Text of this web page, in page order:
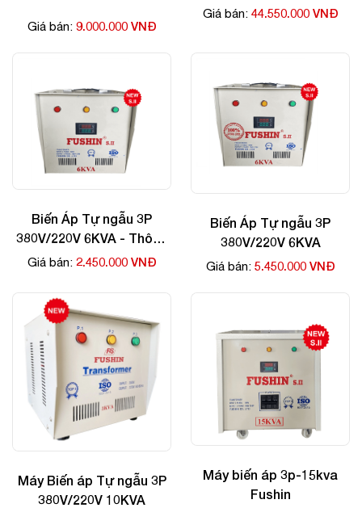
Giá bán: 9.000.000 VNĐ
Nhôm
Giá bán: 44.550.000 VNĐ
Biến Áp Tự ngẫu 3P
380V/220V 6KVA - Thông
Dụng
Giá bán: 2.450.000 VNĐ
Biến Áp Tự ngẫu 3P
380V/220V 6KVA
Giá bán: 5.450.000 VNĐ
Máy Biến áp Tự ngẫu 3P
380V/220V 10KVA
Máy biến áp 3p-15kva
Fushin